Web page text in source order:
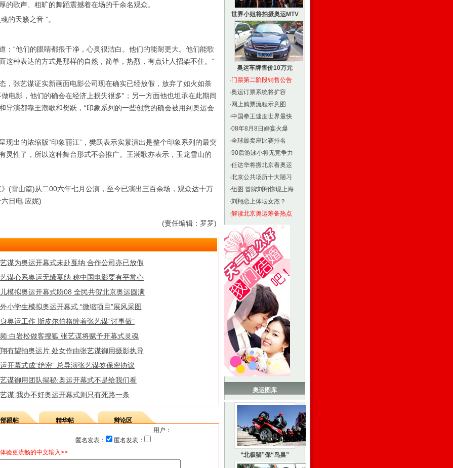
的歌声、粗旷的舞蹈震撼着在场的千余名观众。
的天籁之音 ”。
“他们的眼睛都很干净，心灵很洁白。他们的能耐更大。他们能歌
这种表达的方式是那样的自然，简单，热烈，有点让人招架不住。”
张艺谋证实新画面电影公司现在确实已经放假，放弃了如火如荼
电影，他们的确会在经济上损失很多”；另一方面他也坦承在此期间
导演都靠王潮歌和樊跃，“印象系列的一些创意的确会被用到奥运会
出的浓缩版“印象丽江”，樊跃表示实景演出是整个印象系列的最突
灵性了，所以这种舞台形式不会推广。王潮歌亦表示，玉龙雪山的
雪山篇)从二00六年七月公演，至今已演出三百余场，观众达十万
日电 应妮)
(责任编辑：罗罗)
谋为奥运开幕式未赴戛纳 合作公司亦已放假
谋心系奥运无缘戛纳 称中国电影要有平常心
模拟奥运开幕式盼08 全民共贺北京奥运圆满
小学生模拟奥运开幕式 “微缩项目”展风采图
奥运工作 斯皮尔伯格缠着张艺谋“讨事做”
:白岩松做客搜狐 张艺谋将赋予开幕式灵魂
有望拍奥运片 处女作由张艺谋御用摄影执导
开幕式成“绝密” 总导演张艺谋签保密协议
谋御用团队揭秘:奥运开幕式不是给我们看
谋:我办不好奥运开幕式则只有死路一条
跟帖 精华帖
辩论区
用户：
匿名发表：
匿名发表：
验更流畅的中文输入>>
世界小姐将拍摄奥运MTV
奥运车牌售价10万元
·门票第二阶段销售公告
·奥运订票系统将扩容
· 网上购票流程示意图
·中国拳王速度世界最快
·08年8月8日婚宴火爆
·全球最卖座比赛排名
·90后游泳小将无竞争力
·任达华将搬北京看奥运
·北京公共场所十大陋习
·组图:冒牌刘翔惊现上海
·刘翔恋上体坛女杰？
·解读北京奥运筹备热点
奥运图库
“北极猫”保“鸟巢”